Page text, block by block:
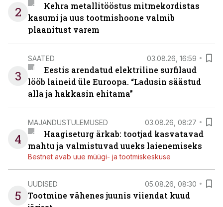
2
Kehra metallitööstus mitmekordistas
kasumi ja uus tootmishoone valmib
plaanitust varem
3
SAATED 03.08.26, 16:59
Eestis arendatud elektriline surfilaud
lööb laineid üle Euroopa. “Ladusin säästud
alla ja hakkasin ehitama”
4
MAJANDUSTULEMUSED 03.08.26, 08:27
Haagiseturg ärkab: tootjad kasvatavad
mahtu ja valmistuvad uueks laienemiseks
Bestnet avab uue müügi- ja tootmiskeskuse
5
UUDISED 05.08.26, 08:30
Tootmine vähenes juunis viiendat kuud